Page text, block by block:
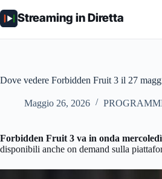
al
contenuto
Streaming in Diretta
Dove vedere Forbidden Fruit 3 il 27
Maggio 26, 2026
Forbidden Fruit 3 va in onda
disponibili anche on demand sulla